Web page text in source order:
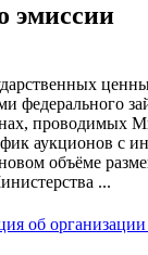
эмиссии
федерального
проводимых
аукционов с
объёме
...
об организации